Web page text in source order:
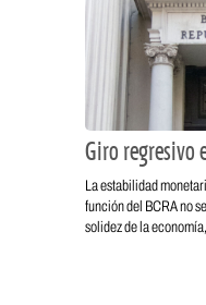
Giro regresivo
La estabilidad
función del BCRA no
solidez de la